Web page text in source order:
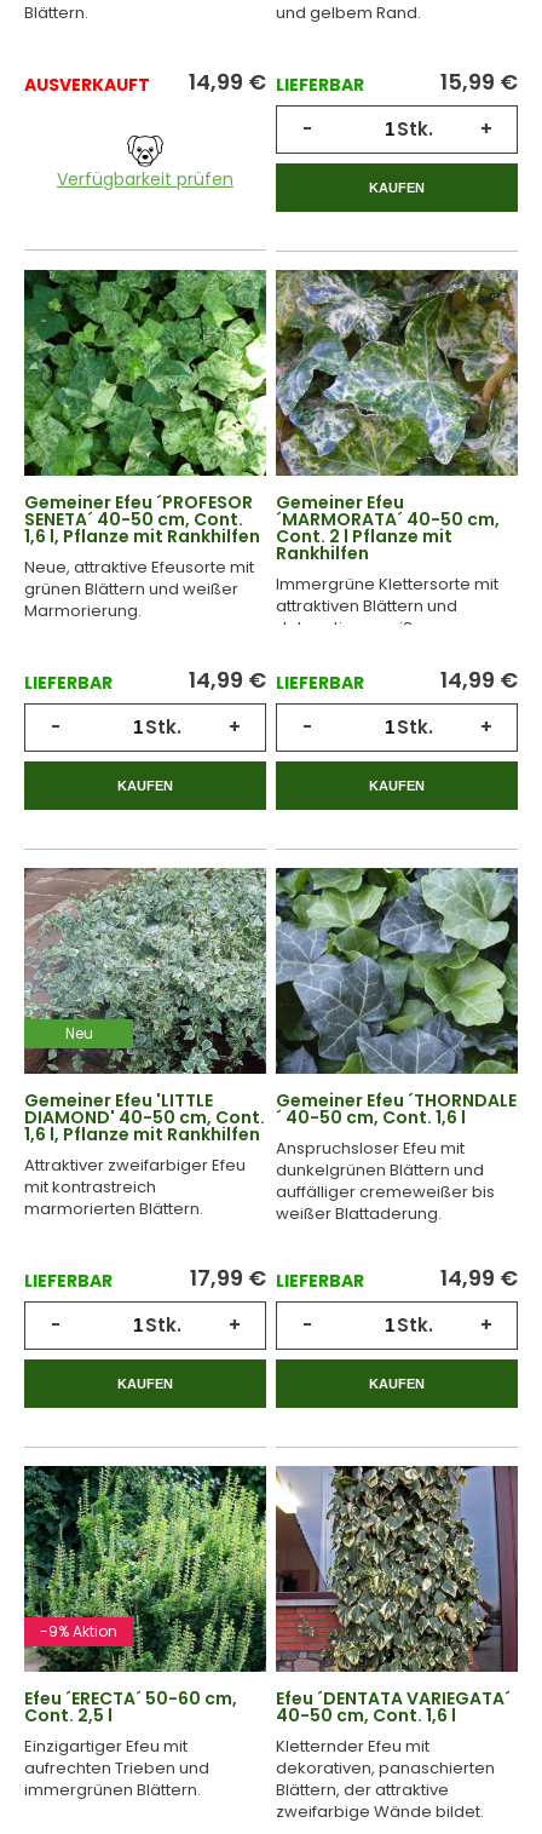
Blättern.
AUSVERKAUFT 14,99 €
Verfügbarkeit prüfen
und gelbem Rand.
LIEFERBAR 15,99 €
- Stk. +
KAUFEN
Gemeiner Efeu ´PROFESOR
SENETA´ 40-50 cm, Cont.
1,6 l, Pflanze mit Rankhilfen
Neue, attraktive Efeusorte mit
grünen Blättern und weißer
Marmorierung.
LIEFERBAR 14,99 €
- Stk. +
KAUFEN
Gemeiner Efeu
´MARMORATA´ 40-50 cm,
Cont. 2 l Pflanze mit
Rankhilfen
Immergrüne Klettersorte mit
attraktiven Blättern und
dekorativen weißen
LIEFERBAR 14,99 €
- Stk. +
KAUFEN
Neu
Gemeiner Efeu 'LITTLE
DIAMOND' 40-50 cm, Cont.
1,6 l, Pflanze mit Rankhilfen
Attraktiver zweifarbiger Efeu
mit kontrastreich
marmorierten Blättern.
LIEFERBAR 17,99 €
- Stk. +
KAUFEN
Gemeiner Efeu ´THORNDALE
´ 40-50 cm, Cont. 1,6 l
Anspruchsloser Efeu mit
dunkelgrünen Blättern und
auffälliger cremeweißer bis
weißer Blattaderung.
LIEFERBAR 14,99 €
- Stk. +
KAUFEN
-9% Aktion
Efeu ´ERECTA´ 50-60 cm,
Cont. 2,5 l
Einzigartiger Efeu mit
aufrechten Trieben und
immergrünen Blättern.
Efeu ´DENTATA VARIEGATA´
40-50 cm, Cont. 1,6 l
Kletternder Efeu mit
dekorativen, panaschierten
Blättern, der attraktive
zweifarbige Wände bildet.